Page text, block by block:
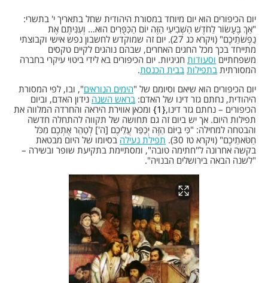
יום הכיפורים הוא יום מיוחד במסורת היהודית שחל בתאריך י' בתשרי:
"אַךְ בֶּעָשׂוֹר לַחֹדֶשׁ הַשְּׁבִיעִי הַזֶּה יוֹם הַכִּפֻּרִים הוּא… וְעִנִּיתֶם אֶת
נַפְשֹׁתֵיכֶם" (ויקרא כג 27). יום זה שמוקדש לחשבון נפש אישי וקבוצתי
מתייחד בכך מכל החגים האחרים, שבהם נוהגים לקיים טקסים
משפחתיים וסעודות חגיגיות. יום הכיפורים בא לידי ביטוי עיקרי בחברה
המסורתית בתפילות בבית הכנסת.
יום הכיפורים הוא שיאם וסיומם של "הימים הנוראים", ובו, לפי המסורת
היהודית, נחתם גזר דינו של האדם: בראש השנה נידון האדם, וביום
הכיפורים – נחתם גזר דינו, 1 ומכאן אווירת היראה והחרדה המלווה את
תפילות היום. אך יש ביום זה גם תחושה של תקווה להתחלה חדשה
והבטחה למחילה: "כִּי בַיּוֹם הַזֶּה יְכַפֵּר עֲלֵיכֶם [ה'] לְטַהֵר אֶתְכֶם מִכֹּל
חַטֹּאתֵיכֶם" (ויקרא טז 30).
תפילת נעילה בסיומו של היום מבטאת
בקשה אחרונה ל"חתימה טובה", ומסתיימת בתקיעת שופר ובשירה –
"לשנה הבאה בירושלים הבנויה".